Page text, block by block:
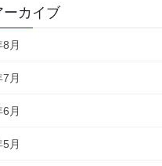
ーカイブ
月
月
月
月